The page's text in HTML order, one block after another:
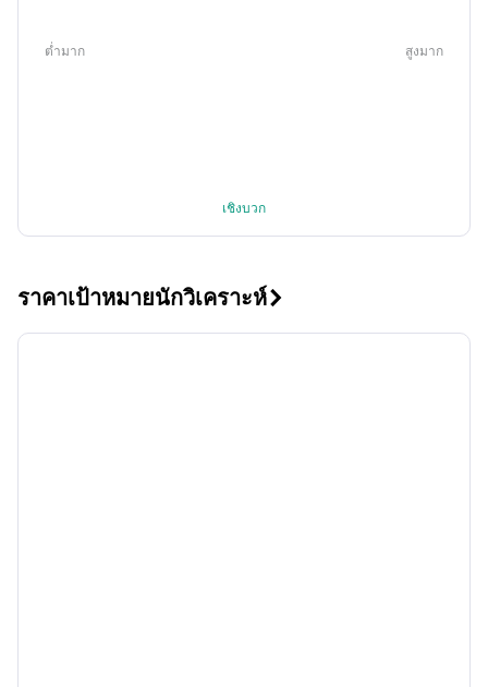
ต่ำมาก สูงมาก
เชิงบวก
ราคาเป้าหมายนักวิเคราะห์